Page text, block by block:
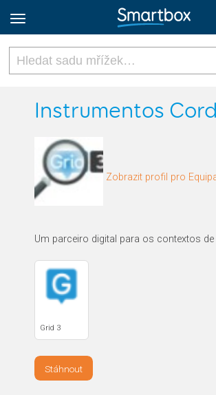
Online Grids
Zaregistrovat se
Instrumentos
Zobrazit profil pro
Um parceiro digital para os contextos
Grid 3
Stáhnout